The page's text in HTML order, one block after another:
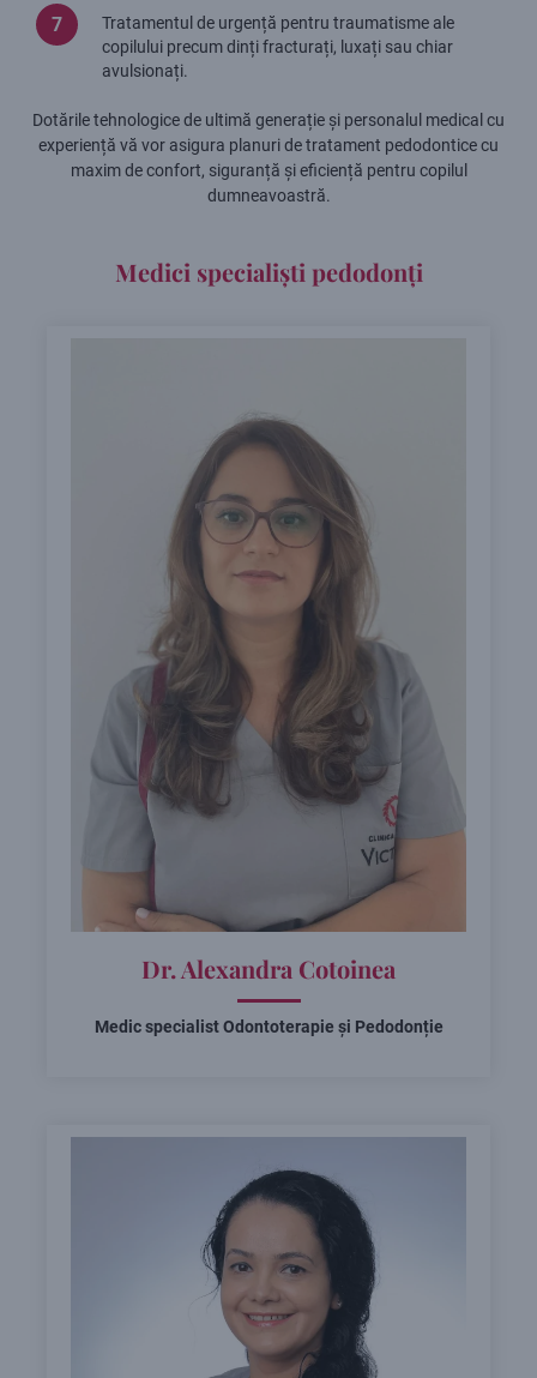
Tratamentul de urgență pentru traumatisme ale
copilului precum dinți fracturați, luxați sau chiar
avulsionați.
Dotările tehnologice de ultimă generație și personalul medical cu
experiență vă vor asigura planuri de tratament pedodontice cu
maxim de confort, siguranță și eficiență pentru copilul
dumneavoastră.
Medici specialiști pedodonți
Dr. Alexandra Cotoinea
Medic specialist Odontoterapie și Pedodonție